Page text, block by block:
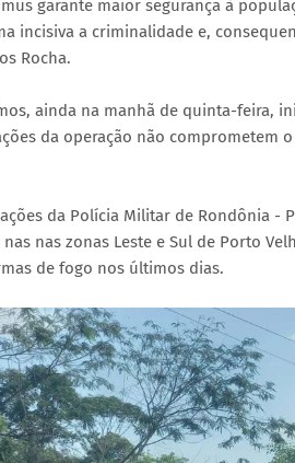
garante maior segurança à
incisiva a criminalidade e,
Rocha.
ainda na manhã de quinta-feira,
da operação não
da Polícia Militar de Rondônia -
nas zonas Leste e Sul de Porto
de fogo nos últimos dias.